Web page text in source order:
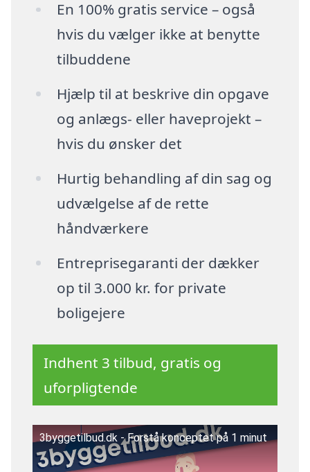
En 100% gratis service – også
hvis du vælger ikke at benytte
tilbuddene
Hjælp til at beskrive din opgave
og anlægs- eller haveprojekt –
hvis du ønsker det
Hurtig behandling af din sag og
udvælgelse af de rette
håndværkere
Entreprisegaranti der dækker
op til 3.000 kr. for private
boligejere
Indhent 3 tilbud, gratis og
uforpligtende
3byggetilbud.dk - Forstå konceptet på 1 minut